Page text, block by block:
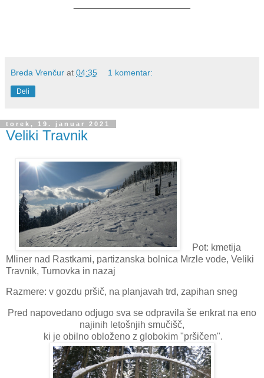
Breda Vrenčur at 04:35 1 komentar:
Deli
torek, 19. januar 2021
Veliki Travnik
Pot: kmetija
Mliner nad Rastkami, partizanska bolnica Mrzle vode, Veliki
Travnik, Turnovka in nazaj
Razmere: v gozdu pršič, na planjavah trd, zapihan sneg
Pred napovedano odjugo sva se odpravila še enkrat na eno
najinih letošnjih smučišč,
ki je obilno obloženo z globokim "pršičem".